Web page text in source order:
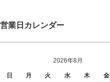
営業日カレンダー
2026年8月
日 月 火 水 木 金